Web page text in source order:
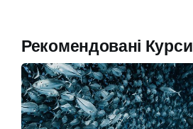
Рекомендовані Курси